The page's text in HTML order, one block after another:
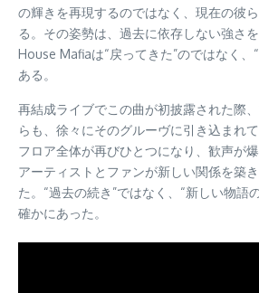
の輝きを再現するのではなく、現在の彼
る。その姿勢は、過去に依存しない強さ
House Mafiaは“戻ってきた”のではなく、
ある。
再結成ライブでこの曲が初披露された際
らも、徐々にそのグルーヴに引き込まれ
フロア全体が再びひとつになり、歓声が
アーティストとファンが新しい関係を築
た。“過去の続き”ではなく、“新しい物語
確かにあった。